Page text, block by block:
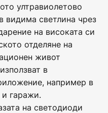
ултравиолетово
видима светлина чрез
на високата си
отделяне на
живот
в
например в
гаражи.
на светодиоди